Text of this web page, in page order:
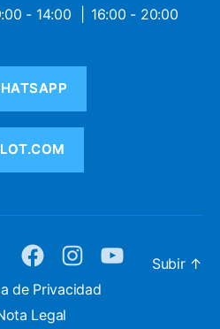
- 14:00 16:00 - 20:00
facebookinstagramyoutubeSubir ↑
de Privacidad
Legal